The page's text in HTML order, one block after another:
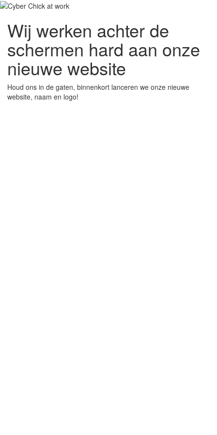
Wij werken achter de
schermen hard aan onze
nieuwe website
Houd ons in de gaten, binnenkort lanceren we onze nieuwe
website, naam en logo!